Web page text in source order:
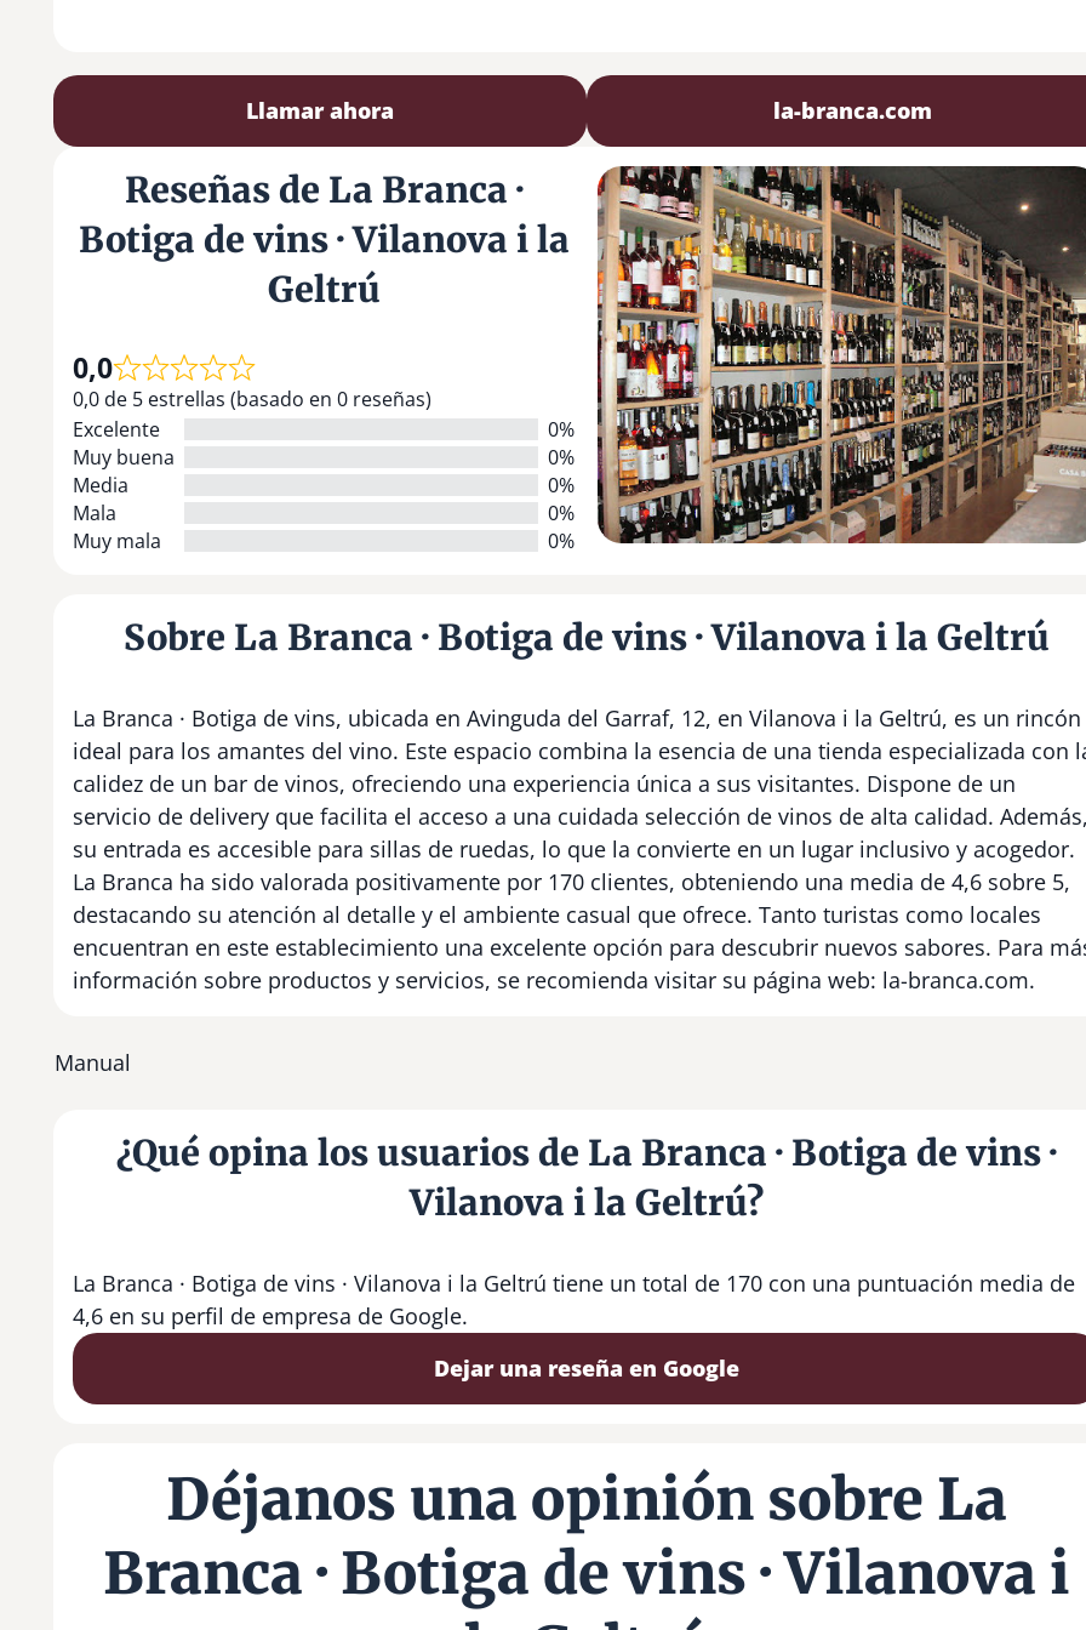
Llamar ahora la-branca.com
Reseñas de La Branca ·
Botiga de vins · Vilanova i la
Geltrú
0,0
0,0 de 5 estrellas (basado en 0 reseñas)
Excelente
0%
Muy buena
0%
Media
0%
Mala
0%
Muy mala
0%
Sobre La Branca · Botiga de vins · Vilanova i la Geltrú
La Branca · Botiga de vins, ubicada en Avinguda del Garraf, 12, en Vilanova i la Geltrú, es un rincón
ideal para los amantes del vino. Este espacio combina la esencia de una tienda especializada con
calidez de un bar de vinos, ofreciendo una experiencia única a sus visitantes. Dispone de un
servicio de delivery que facilita el acceso a una cuidada selección de vinos de alta calidad. Además,
su entrada es accesible para sillas de ruedas, lo que la convierte en un lugar inclusivo y acogedor.
La Branca ha sido valorada positivamente por 170 clientes, obteniendo una media de 4,6 sobre 5,
destacando su atención al detalle y el ambiente casual que ofrece. Tanto turistas como locales
encuentran en este establecimiento una excelente opción para descubrir nuevos sabores. Para
información sobre productos y servicios, se recomienda visitar su página web: la-branca.com.
Manual
¿Qué opina los usuarios de La Branca · Botiga de vins ·
Vilanova i la Geltrú?
La Branca · Botiga de vins · Vilanova i la Geltrú tiene un total de 170 con una puntuación media de
4,6 en su perfil de empresa de Google.
Dejar una reseña en Google
Déjanos una opinión sobre La
Branca · Botiga de vins · Vilanova i